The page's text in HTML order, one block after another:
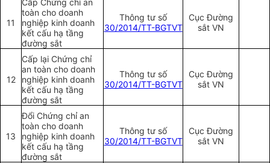
11
Cấp Chứng chỉ an
toàn cho doanh
nghiệp kinh doanh
kết cấu hạ tầng
đường sắt
Thông tư số
30/2014/TT-BGTVT
Cục Đường
sắt VN
12
Cấp lại Chứng chỉ
an toàn cho doanh
nghiệp kinh doanh
kết cấu hạ tầng
đường sắt
Thông tư số
30/2014/TT-BGTVT
Cục Đường
sắt VN
13
Đổi Chứng chỉ an
toàn cho doanh
nghiệp kinh doanh
kết cấu hạ tầng
đường sắt
Thông tư số
30/2014/TT-BGTVT
Cục Đường
sắt VN